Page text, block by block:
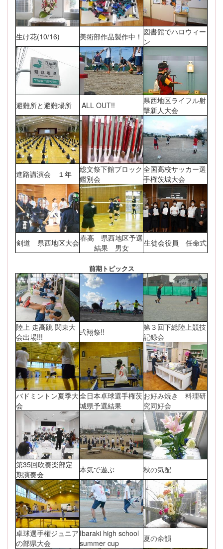
生け花(10/16) 美術部作品製作中！ 図書館でハロウィー
ン
避難所と避難場所 ALL OUT!!
県西地区ライフル射
撃新人大会
進路講演会 １年
総文祭下館ブロック
鑑別会
全国高校サッカー選
手権茨城大会
剣道 県西地区大会春高 県西地区予選
結果 男女
生徒会役員 任命式
前期トピックス
陸上 走高跳 関東大
会出場!!!
弐翔祭!!
第３回下総陸上競技
記録会
バドミントン夏季大
会
全日本卓球選手権茨
城県予選結果
お好み焼き 料理研
究同好会
第35回吹奏楽部定
期演奏会
本気で遊ぶ 秋の気配
卓球選手権ジュニア
の部県大会
Ibaraki high school
summer cup
夏の余韻